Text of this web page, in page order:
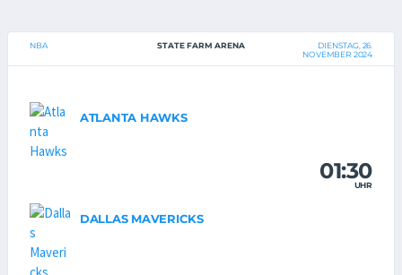
NBA STATE FARM ARENA
DIENSTAG, 26.
NOVEMBER 2024
ATLANTA HAWKS
01:30
UHR
DALLAS MAVERICKS